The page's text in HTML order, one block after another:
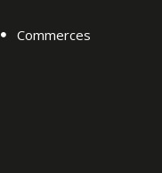
Commerces